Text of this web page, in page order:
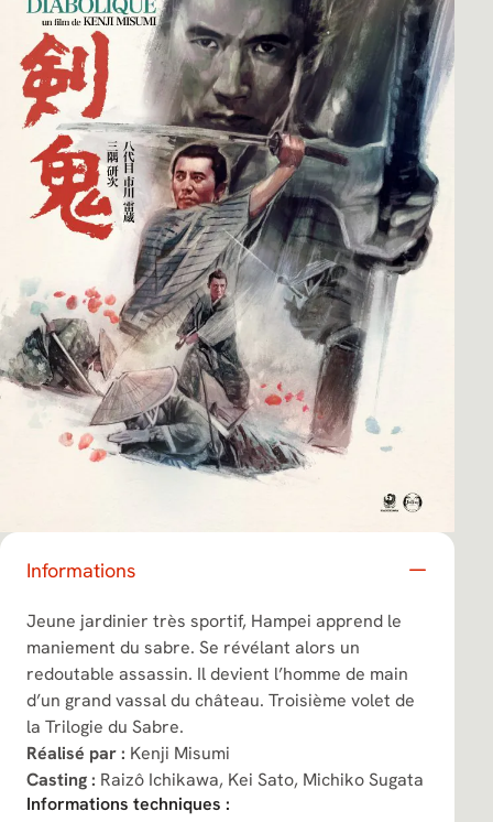
Informations
Jeune jardinier très sportif, Hampei apprend le
maniement du sabre. Se révélant alors un
redoutable assassin. Il devient l’homme de main
d’un grand vassal du château. Troisième volet de
la Trilogie du Sabre.
Réalisé par : Kenji Misumi
Casting : Raizô Ichikawa, Kei Sato, Michiko Sugata
Informations techniques :